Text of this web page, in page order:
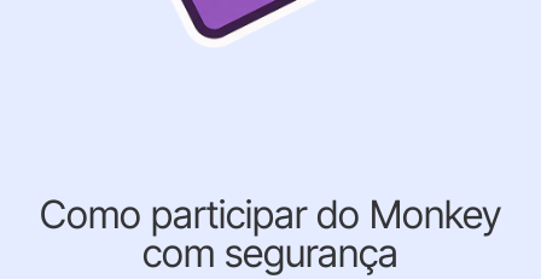
Como participar do Monkey
com segurança